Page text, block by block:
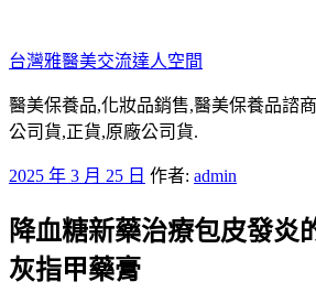
至
主
要
內
台灣雅醫美交流達人空間
醫美保養品,化妝品銷售,醫美保養品諮
公司貨,正貨,原廠公司貨.
發
於
2025 年 3 月 25 日 作者: admin
降血糖新藥治療包皮發炎
灰指甲藥膏